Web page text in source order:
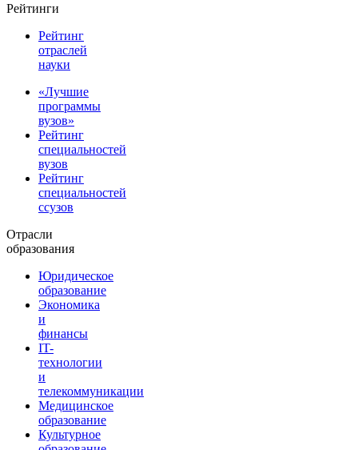
Рейтинги
Рейтинг
отраслей
науки
«Лучшие
программы
вузов»
Рейтинг
специальностей
вузов
Рейтинг
специальностей
ссузов
Отрасли
образования
Юридическое
образование
Экономика
и
финансы
IT-
технологии
и
телекоммуникации
Медицинское
образование
Культурное